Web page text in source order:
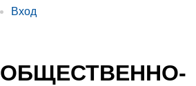
Вход
ОБЩЕСТВЕННО-